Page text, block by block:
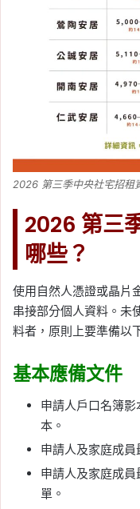
2026 第三季中央社宅招租
2026 第三
哪些？
使用自然人憑證或晶片
串接部分個人資料。未
料者，原則上要準備以
基本應備文件
申請人戶口名簿
本。
申請人及家庭成員
申請人及家庭成
單。